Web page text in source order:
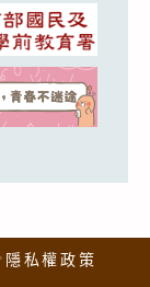
私權政策